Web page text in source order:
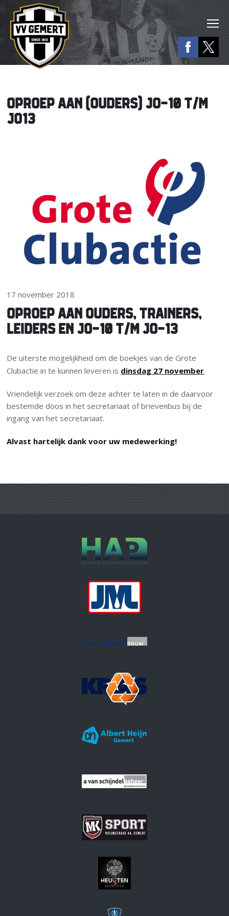
OPROEP AAN (OUDERS) JO-10 T/M
JO13
17 november 2018
OPROEP AAN OUDERS, TRAINERS,
LEIDERS EN JO-10 T/M JO-13
De uiterste mogelijkheid om de boekjes van de Grote
Clubactie in te kunnen leveren is dinsdag 27 november.
Vriendelijk verzoek om deze achter te laten in de daarvoor
bestemde doos in het secretariaat of brievenbus bij de
ingang van het secretariaat.
Alvast hartelijk dank voor uw medewerking!